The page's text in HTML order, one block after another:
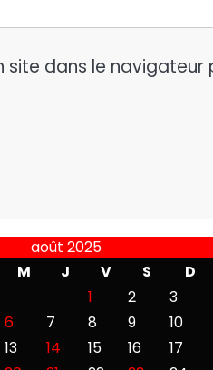
dans le navigateur
août 2025
M J V S
D
1
2
3
6 7 8 9
10
13 14 15 16
17